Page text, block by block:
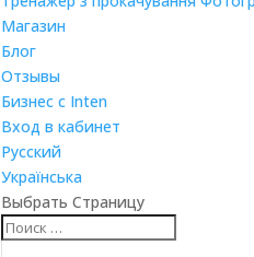
Магазин
Блог
Отзывы
Бизнес с Inten
Вход в кабинет
Русский
Українська
Выбрать Страницу